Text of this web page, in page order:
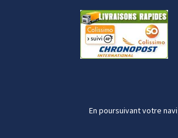
En poursuivant votre